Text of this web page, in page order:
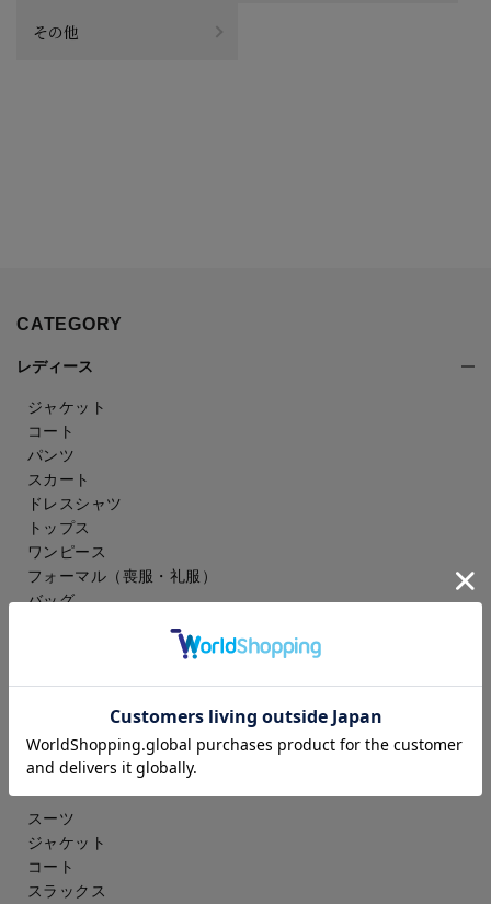
その他
CATEGORY
レディース
ジャケット
コート
パンツ
スカート
ドレスシャツ
トップス
ワンピース
フォーマル（喪服・礼服）
バッグ
メンズ
スーツ
ジャケット
コート
スラックス